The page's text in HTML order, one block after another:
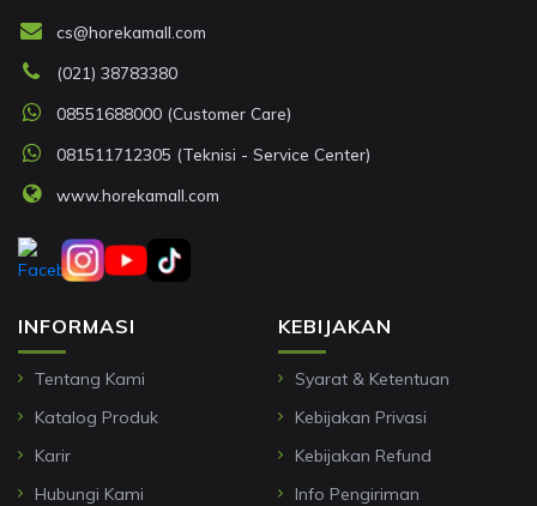
INFORMASI
Tentang Kami
Katalog Produk
Karir
Hubungi Kami
KEBIJAKAN
Syarat & Ketentuan
Kebijakan Privasi
Kebijakan Refund
Info Pengiriman
cs@horekamall.com
(021) 38783380
08551688000 (Customer Care)
081511712305 (Teknisi - Service Center)
www.horekamall.com